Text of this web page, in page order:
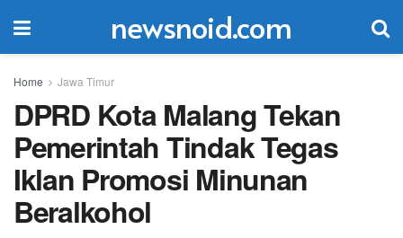
newsnoid.com
Home Jawa Timur
DPRD Kota Malang Tekan
Pemerintah Tindak Tegas
Iklan Promosi Minunan
Beralkohol